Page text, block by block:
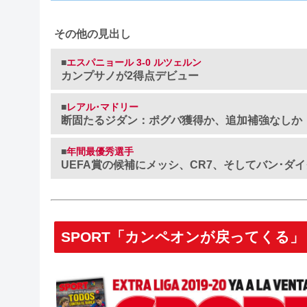
その他の見出し
■エスパニョール 3-0 ルツェルン
カンプサノが2得点デビュー
■レアル･マドリー
断固たるジダン：ポグバ獲得か、追加補強なしか
■年間最優秀選手
UEFA賞の候補にメッシ、CR7、そしてバン･ダ
SPORT「カンペオンが戻ってくる」